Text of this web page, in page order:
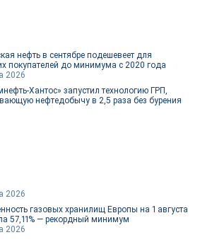
нефть в сентябре подешевеет для
покупателей до минимума с 2020 года
2026
Хантос» запустил технологию ГРП,
нефтедобычу в 2,5 раза без бурения
2026
газовых хранилищ Европы на 1 августа
57,11% — рекордный минимум
2026